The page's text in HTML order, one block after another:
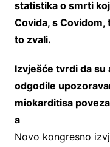
statistika o smrti
Covida, s Covidom,
to zvali.
Izvješće tvrdi da
odgodile
miokarditisa
a
Novo kongresno